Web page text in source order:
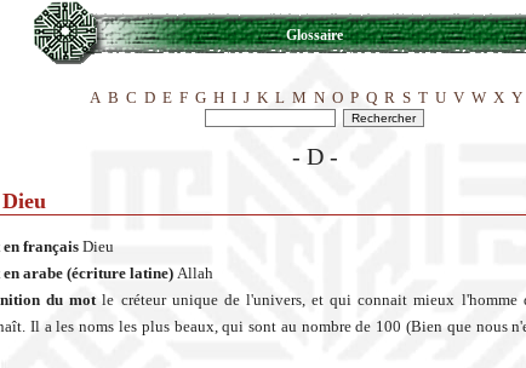
Glossaire
A B C D E F G H I J K L M N O P Q R S T U V W X Y
- D -
Dieu
français Dieu
arabe (écriture latine) Allah
du motle créteur unique de l'univers, et qui connait mieux l'homme
Il a les noms les plus beaux, qui sont au nombre de 100 (Bien que nous